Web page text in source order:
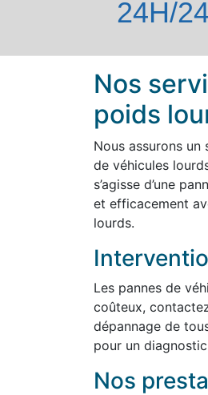
24H/
Nos
poids
Nous assurons
de véhicules
s’agisse d’une
et efficacement
lourds.
Les pannes de
coûteux,
dépannage de
pour un
Nos